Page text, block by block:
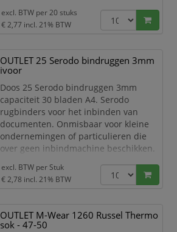
Showtassen in gladde uitvoering,
hoogtransparant, waardoor de
Voorzien van inkeping / duimgreep op
de voorzijde van de tas om
halen. Superieure kw
excl. BTW per 20 stuks
€ 2,77 incl. 21% BTW
OUTLET 25 Serodo bindruggen 3mm
ivoor
Doos 25 Serodo bindruggen 3mm
capaciteit 30 bladen A4. Serodo
rugbinders voor het inbinden van
documenten. Onmisbaar voor kleine
ondernemingen of particulieren die
over geen inbindmachine beschikken.
omslag of presentatieblad. Verkrijgbaar
in 6 capaciteiten van 3 tot 18 mm en in
aan de bovenkant van de Serodo
vergemakkelijkt het invoegen van
excl. BTW per Stuk
€ 2,78 incl. 21% BTW
OUTLET M-Wear 1260 Russel Thermo
sok - 47-50